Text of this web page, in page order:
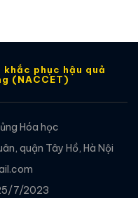
phục hậu quả
(NACCET)
Hóa học
quận Tây Hồ, Hà Nội
7/2023